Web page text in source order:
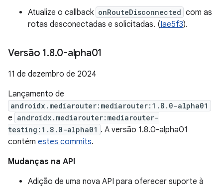
Atualize o callback onRouteDisconnected com as
rotas desconectadas e solicitadas. (Iae5f3).
Versão 1.8.0-alpha01
11 de dezembro de 2024
Lançamento de
androidx.mediarouter:mediarouter:1.8.0-alpha01
e androidx.mediarouter:mediarouter-
testing:1.8.0-alpha01 . A versão 1.8.0-alpha01
contém estes commits.
Mudanças na API
Adição de uma nova API para oferecer suporte à